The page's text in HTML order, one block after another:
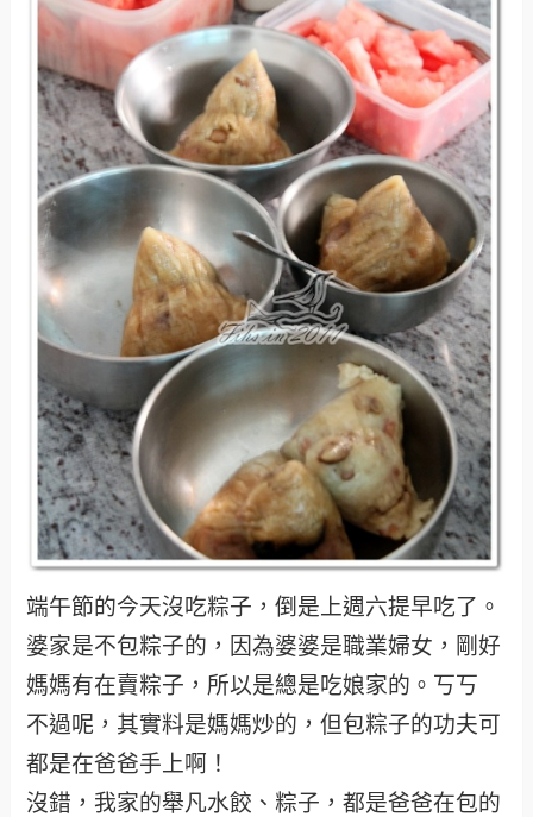
端午節的今天沒吃粽子，倒是上週六提早吃了。
婆家是不包粽子的，因為婆婆是職業婦女，剛好
媽媽有在賣粽子，所以是總是吃娘家的。丂丂
不過呢，其實料是媽媽炒的，但包粽子的功夫可
都是在爸爸手上啊！
沒錯，我家的舉凡水餃、粽子，都是爸爸在包的